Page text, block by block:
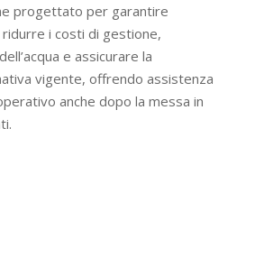
progettato per garantire
i costi di gestione,
e assicurare la
vigente, offrendo assistenza
anche dopo la messa in